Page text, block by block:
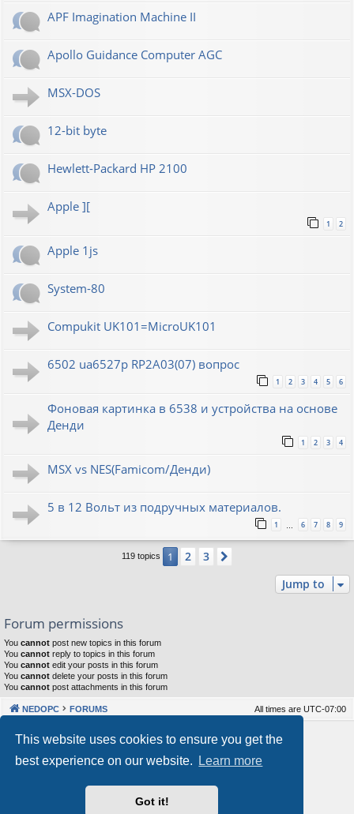
This website uses cookies to ensure you get the
best experience on our website.
Learn more
Got it!
APF Imagination Machine II
Apollo Guidance Computer AGC
MSX-DOS
12-bit byte
Hewlett-Packard HP 2100
Apple ][
1 2
Apple 1js
System-80
Compukit UK101=MicroUK101
6502 ua6527p RP2A03(07) вопрос
1 2 3 4 5 6
Фоновая картинка в 6538 и устройства на основе
Денди
1 2 3 4
MSX vs NES(Famicom/Денди)
5 в 12 Вольт из подручных материалов.
1 … 6 7 8 9
119 topics 1 2 3
Jump to
Forum permissions
You cannot post new topics in this forum
You cannot reply to topics in this forum
You cannot edit your posts in this forum
You cannot delete your posts in this forum
You cannot post attachments in this forum
NEDOPC FORUMS All times are UTC-07:00
Powered by phpBB® Forum Software © phpBB Limited
Our VPS Hosting By RimuHosting
This server is located in London data center